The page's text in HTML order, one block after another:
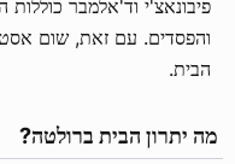
פיבונאצ'י וד'אלמבר
והפסדים. עם זאת, שום
הבית.